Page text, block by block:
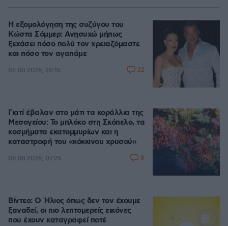
Η εξομολόγηση της συζύγου του
Κώστα Σόμμερ: Ανησυχώ μήπως
ξεχάσει πόσο πολύ τον χρειαζόμαστε
και πόσο τον αγαπάμε
05.08.2026, 20:15 22
Γιατί έβαλαν στο μάτι τα κοράλλια της
Μεσογείου: Το μπλόκο στη Σκόπελο, τα
κοσμήματα εκατομμυρίων και η
καταστροφή του «κόκκινου χρυσού»
06.08.2026, 07:25 8
Βίντεο: Ο Ήλιος όπως δεν τον έχουμε
ξαναδεί, οι πιο λεπτομερείς εικόνες
που έχουν καταγραφεί ποτέ